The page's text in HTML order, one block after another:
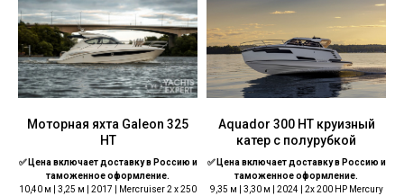
Моторная яхта Galeon 325
HT
✅ Цена включает доставку в Россию и
таможенное оформление.
10,40 м | 3,25 м | 2017 | Mercruiser 2 x 250
Aquador 300 HT круизный
катер с полурубкой
✅ Цена включает доставку в Россию и
таможенное оформление.
9,35 м | 3,30 м | 2024 | 2x 200 HP Mercury